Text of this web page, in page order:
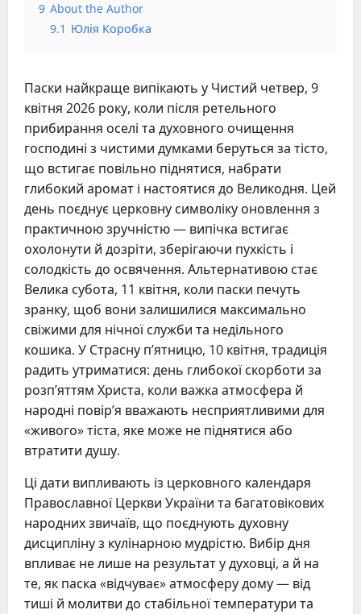
9 About the Author
9.1 Юлія Коробка
Паски найкраще випікають у Чистий четвер, 9
квітня 2026 року, коли після ретельного
прибирання оселі та духовного очищення
господині з чистими думками беруться за тісто,
що встигає повільно піднятися, набрати
глибокий аромат і настоятися до Великодня. Цей
день поєднує церковну символіку оновлення з
практичною зручністю — випічка встигає
охолонути й дозріти, зберігаючи пухкість і
солодкість до освячення. Альтернативою стає
Велика субота, 11 квітня, коли паски печуть
зранку, щоб вони залишилися максимально
свіжими для нічної служби та недільного
кошика. У Страсну п’ятницю, 10 квітня, традиція
радить утриматися: день глибокої скорботи за
розп’яттям Христа, коли важка атмосфера й
народні повір’я вважають несприятливими для
«живого» тіста, яке може не піднятися або
втратити душу.
Ці дати випливають із церковного календаря
Православної Церкви України та багатовікових
народних звичаїв, що поєднують духовну
дисципліну з кулінарною мудрістю. Вибір дня
впливає не лише на результат у духовці, а й на
те, як паска «відчуває» атмосферу дому — від
тиші й молитви до стабільної температури та